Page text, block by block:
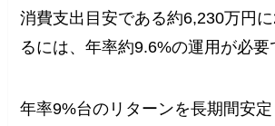
消費支出目安である約6,230万円
るには、年率約9.6%の運用が必要
年率9%台のリターンを長期間安定